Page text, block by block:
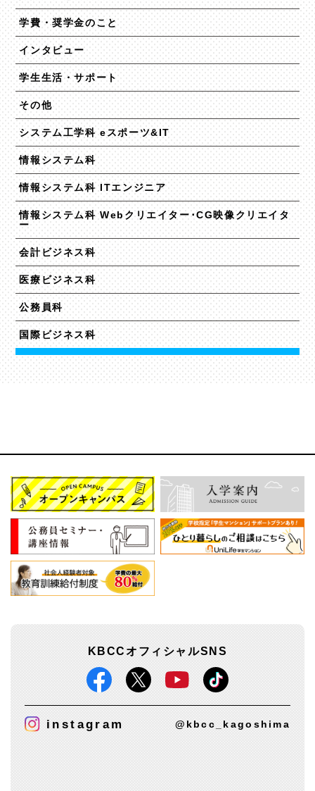
学費・奨学金のこと
インタビュー
学生生活・サポート
その他
システム工学科 eスポーツ&IT
情報システム科
情報システム科 ITエンジニア
情報システム科 Webクリエイター･CG映像クリエイタ
ー
会計ビジネス科
医療ビジネス科
公務員科
国際ビジネス科
KBCCオフィシャルSNS
instagram @kbcc_kagoshima